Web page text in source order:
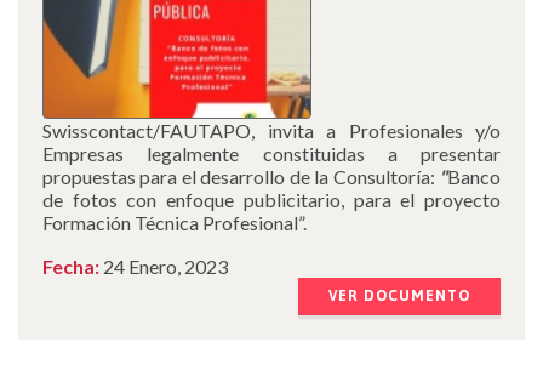
Swisscontact/FAUTAPO, invita a Profesionales y/o
Empresas legalmente constituidas a presentar
propuestas para el desarrollo de la Consultoría: "Banco
de fotos con enfoque publicitario, para el proyecto
Formación Técnica Profesional”.
Fecha: 24 Enero, 2023
VER DOCUMENTO